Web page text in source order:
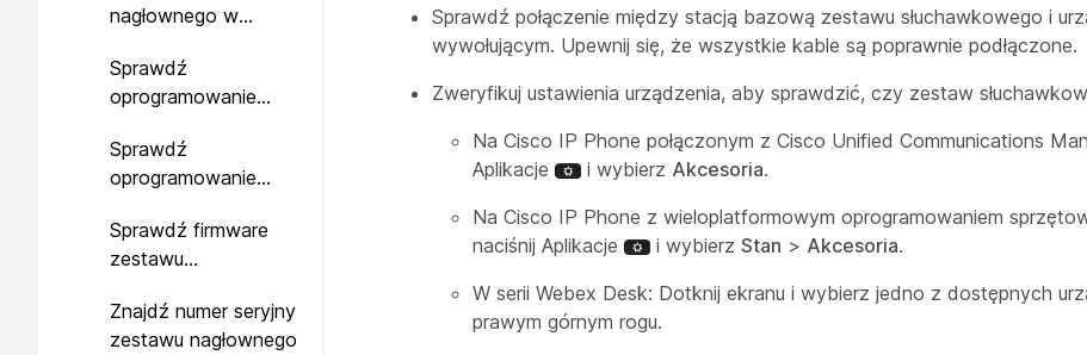
nagłownego w
Sprawdź
oprogramowanie
nagłownego na
telefonach lokalnych
Sprawdź
oprogramowanie
nagłownego w
telefonach
Sprawdź firmware
zestawu
Cisco Jabber
Znajdź numer seryjny
zestawu nagłownego
Sprawdź połączenie między stacją bazową zestawu słuchawkowego i
wywołującym. Upewnij się, że wszystkie kable są poprawnie podłączone.
Zweryfikuj ustawienia urządzenia, aby sprawdzić, czy zestaw
Na Cisco IP Phone połączonym z Cisco Unified Communications
Aplikacje
i wybierz Akcesoria.
Na Cisco IP Phone z wieloplatformowym oprogramowaniem
naciśnij Aplikacje
i wybierzStan > Akcesoria.
W serii Webex Desk: Dotknij ekranu i wybierz jedno z dostępnych
prawym górnym rogu.